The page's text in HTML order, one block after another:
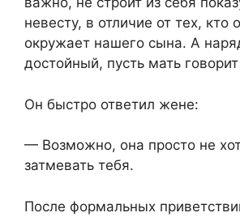
невесту, в отличие от тех, кто
окружает нашего сына. А
достойный, пусть мать говорит
Он быстро ответил жене:
— Возможно, она просто не
затмевать тебя.
После формальных